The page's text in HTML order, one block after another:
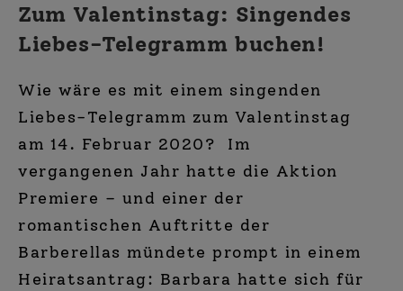
Zum Valentinstag: Singendes
Liebes-Telegramm buchen!
Wie wäre es mit einem singenden
Liebes-Telegramm zum Valentinstag
am 14. Februar 2020? Im
vergangenen Jahr hatte die Aktion
Premiere – und einer der
romantischen Auftritte der
Barberellas mündete prompt in einem
Heiratsantrag: Barbara hatte sich für